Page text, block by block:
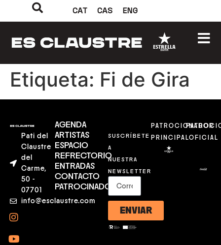
CAT CAS ENG
Etiqueta: Fi de Gira
Pati del
Claustre
del
Carme,
50 -
07701
info@esclaustre.com
AGENDA
ARTISTAS
ESPACIO
REFRECTORIO
ENTRADAS
CONTACTO
PATROCINADORES
SUSCRÍBETE
A
NUESTRA
NEWSLETTER
ENVIAR
PATROCIONADOR
PRINCIPALOFICIAL